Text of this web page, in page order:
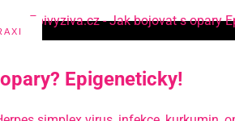
Epigeneticky!